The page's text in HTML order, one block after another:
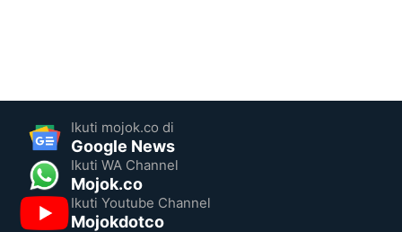
Ikuti mojok.co di
Google News
Ikuti WA Channel
Mojok.co
Ikuti Youtube Channel
Mojokdotco